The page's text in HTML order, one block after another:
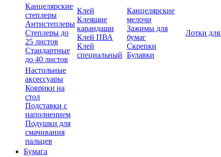
Канцелярские
степлеры
Антистеплеры
Степлеры до
25 листов
Стандартные
до 40 листов
Клей
Клеящие
карандаши
Клей ПВА
Клей
специальный
Канцелярские
мелочи
Зажимы для
бумаг
Скрепки
Булавки
Лотки
Настольные
аксессуары
Коврики на
стол
Подставки с
наполнением
Подушки для
смачивания
пальцев
Бумага